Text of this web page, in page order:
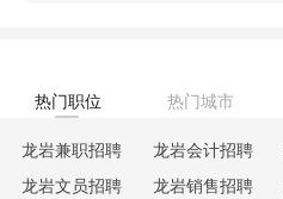
热门职位 热门城市
龙岩兼职招聘 龙岩会计招聘
龙岩文员招聘
龙岩销售招聘